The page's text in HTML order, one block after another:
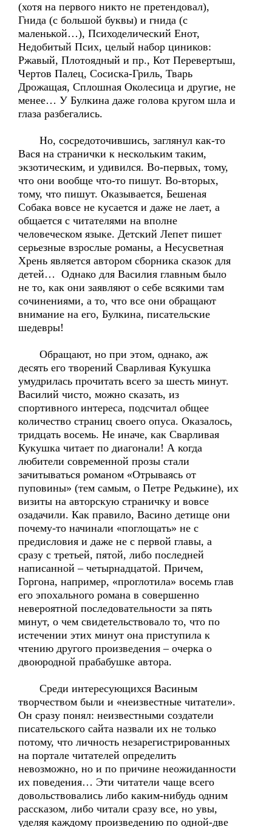
(хотя на первого никто не претендовал),
Гнида (с большой буквы) и гнида (с
маленькой…), Психоделический Енот,
Недобитый Псих, целый набор циников:
Ржавый, Плотоядный и пр., Кот Перевертыш,
Чертов Палец, Сосиска-Гриль, Тварь
Дрожащая, Сплошная Околесица и другие, не
менее… У Булкина даже голова кругом шла и
глаза разбегались.
Но, сосредоточившись, заглянул как-то
Вася на странички к нескольким таким,
экзотическим, и удивился. Во-первых, тому,
что они вообще что-то пишут. Во-вторых,
тому, что пишут. Оказывается, Бешеная
Собака вовсе не кусается и даже не лает, а
общается с читателями на вполне
человеческом языке. Детский Лепет пишет
серьезные взрослые романы, а Несусветная
Хрень является автором сборника сказок для
детей… Однако для Василия главным было
не то, как они заявляют о себе всякими там
сочинениями, а то, что все они обращают
внимание на его, Булкина, писательские
шедевры!
Обращают, но при этом, однако, аж
десять его творений Сварливая Кукушка
умудрилась прочитать всего за шесть минут.
Василий чисто, можно сказать, из
спортивного интереса, подсчитал общее
количество страниц своего опуса. Оказалось,
тридцать восемь. Не иначе, как Сварливая
Кукушка читает по диагонали! А когда
любители современной прозы стали
зачитываться романом «Отрываясь от
пуповины» (тем самым, о Петре Редькине), их
визиты на авторскую страничку и вовсе
озадачили. Как правило, Васино детище они
почему-то начинали «поглощать» не с
предисловия и даже не с первой главы, а
сразу с третьей, пятой, либо последней
написанной – четырнадцатой. Причем,
Горгона, например, «проглотила» восемь глав
его эпохального романа в совершенно
невероятной последовательности за пять
минут, о чем свидетельствовало то, что по
истечении этих минут она приступила к
чтению другого произведения – очерка о
двоюродной прабабушке автора.
Среди интересующихся Васиным
творчеством были и «неизвестные читатели».
Он сразу понял: неизвестными создатели
писательского сайта назвали их не только
потому, что личность незарегистрированных
на портале читателей определить
невозможно, но и по причине неожиданности
их поведения… Эти читатели чаще всего
довольствовались либо каким-нибудь одним
рассказом, либо читали сразу все, но увы,
уделяя каждому произведению по одной-две